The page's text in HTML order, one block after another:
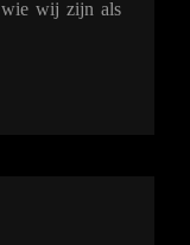
wie wij zijn als